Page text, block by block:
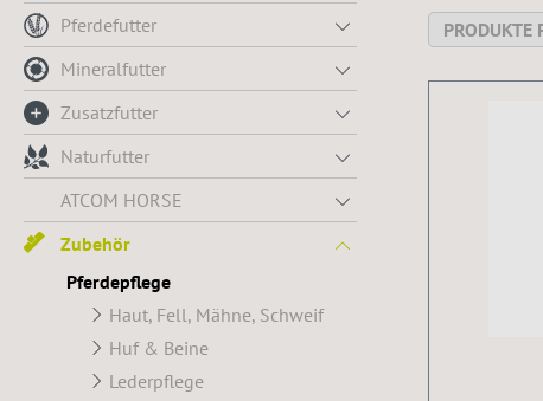
Pferdefutter
Mineralfutter
Zusatzfutter
Naturfutter
ATCOM HORSE
Zubehör
Pferdepflege
Haut, Fell, Mähne, Schweif
Huf & Beine
Lederpflege
PRODUKTE